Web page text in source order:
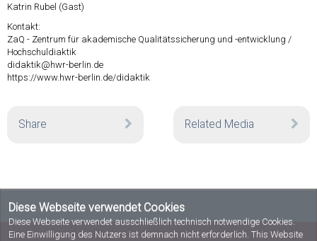
Diese Webseite verwendet Cookies
Diese Webseite verwendet ausschließlich technisch notwendige Cookies.
Eine Einwilligung des Nutzers ist demnach nicht erforderlich. This Website
Katrin Rubel (Gast)
Kontakt:
ZaQ - Zentrum für akademische Qualitätssicherung und -entwicklung /
Hochschuldiaktik
didaktik@hwr-berlin.de
https://www.hwr-berlin.de/didaktik
Share Related Media